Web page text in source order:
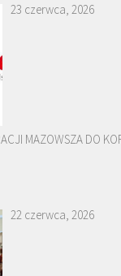
23 czerwca, 2026
MAZOWSZA DO
22 czerwca, 2026